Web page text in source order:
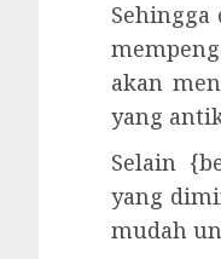
akan
yang
Selain
yang
mudah